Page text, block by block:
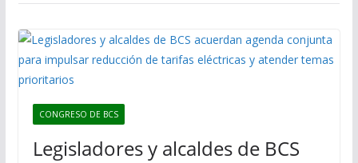
CONGRESO DE BCS
Legisladores y alcaldes de BCS